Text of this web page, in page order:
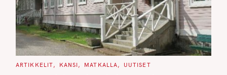
C
ARTIKKELIT KANSI MATKALLA UUTISET